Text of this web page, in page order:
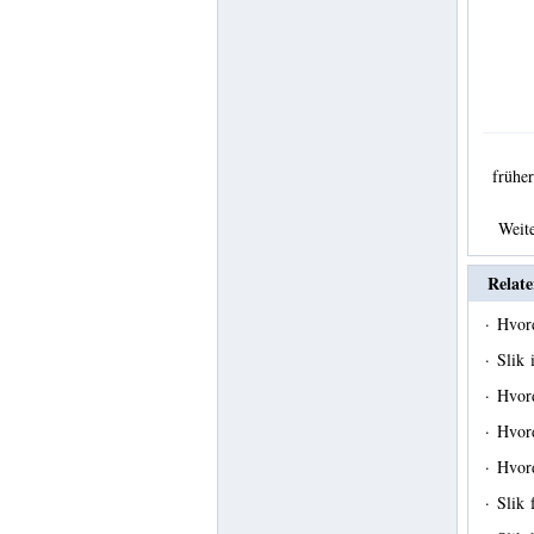
·
· Slik
·
·
·
· Slik